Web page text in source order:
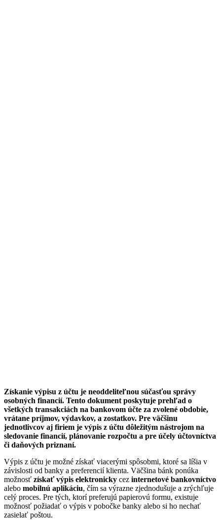
Získanie výpisu z účtu je neoddeliteľnou súčasťou správy
osobných financií. Tento dokument poskytuje prehľad o
všetkých transakciách na bankovom účte za zvolené obdobie,
vrátane príjmov, výdavkov, a zostatkov. Pre väčšinu
jednotlivcov aj firiem je výpis z účtu dôležitým nástrojom na
sledovanie financií, plánovanie rozpočtu a pre účely účtovníctva
či daňových priznaní.
Výpis z účtu je možné získať viacerými spôsobmi, ktoré sa líšia v
závislosti od banky a preferencií klienta. Väčšina bánk ponúka
možnosť získať výpis elektronicky cez internetové bankovníctvo
alebo mobilnú aplikáciu, čím sa výrazne zjednodušuje a zrýchľuje
celý proces. Pre tých, ktorí preferujú papierovú formu, existuje
možnosť požiadať o výpis v pobočke banky alebo si ho nechať
zasielať poštou.